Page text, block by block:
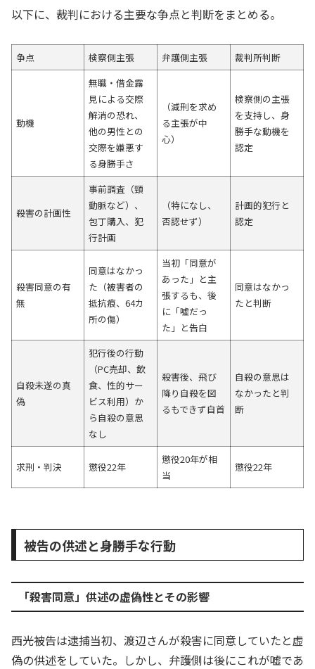
以下に、裁判における主要な争点と判断をまとめる。
争点 検察側主張 弁護側主張 裁判所判断
動機
無職・借金露
見による交際
解消の恐れ、
他の男性との
交際を嫌悪す
る身勝手さ
（減刑を求め
る主張が中
心）
検察側の主張
を支持し、身
勝手な動機を
認定
殺害の計画性
事前調査（頸
動脈など）、
包丁購入、犯
行計画
（特になし、
否認せず）
計画的犯行と
認定
殺害同意の有
無
同意はなかっ
た（被害者の
抵抗痕、64カ
所の傷）
当初「同意が
あった」と主
張するも、後
に「嘘だっ
た」と告白
同意はなかっ
たと判断
自殺未遂の真
偽
犯行後の行動
（PC売却、飲
食、性的サー
ビス利用）か
ら自殺の意思
なし
殺害後、飛び
降り自殺を図
るもできず自首
自殺の意思は
なかったと判
断
求刑・判決 懲役22年
懲役20年が相
当
懲役22年
被告の供述と身勝手な行動
「殺害同意」供述の虚偽性とその影響
西光被告は逮捕当初、渡辺さんが殺害に同意していたと虚
偽の供述をしていた。しかし、弁護側は後にこれが嘘であ